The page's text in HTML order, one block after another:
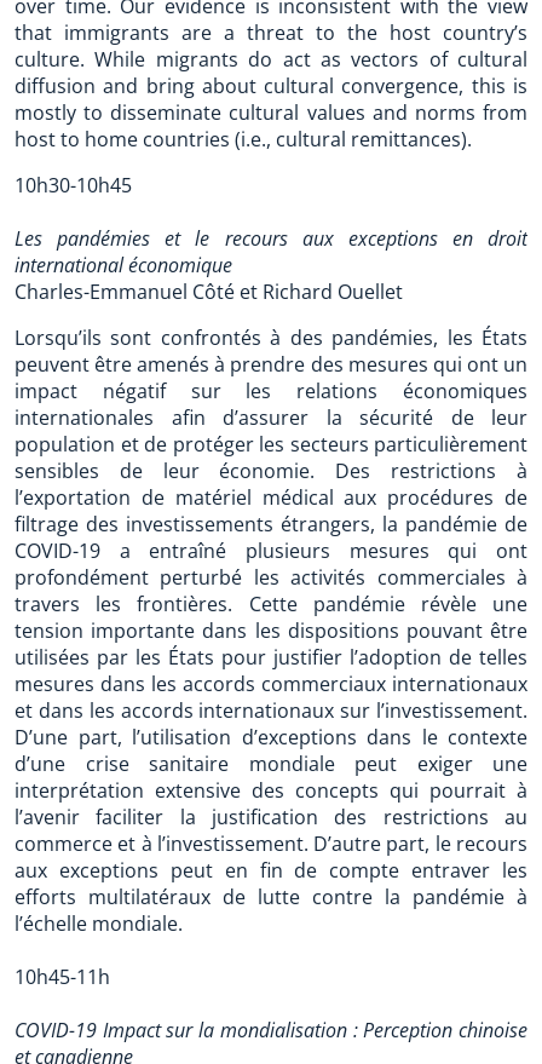
over time. Our evidence is inconsistent with the view
that immigrants are a threat to the host country’s
culture. While migrants do act as vectors of cultural
diffusion and bring about cultural convergence, this is
mostly to disseminate cultural values and norms from
host to home countries (i.e., cultural remittances).
10h30-10h45
Les pandémies et le recours aux exceptions en droit
international économique
Charles-Emmanuel Côté et Richard Ouellet
Lorsqu’ils sont confrontés à des pandémies, les États
peuvent être amenés à prendre des mesures qui ont un
impact négatif sur les relations économiques
internationales afin d’assurer la sécurité de leur
population et de protéger les secteurs particulièrement
sensibles de leur économie. Des restrictions à
l’exportation de matériel médical aux procédures de
filtrage des investissements étrangers, la pandémie de
COVID-19 a entraîné plusieurs mesures qui ont
profondément perturbé les activités commerciales à
travers les frontières. Cette pandémie révèle une
tension importante dans les dispositions pouvant être
utilisées par les États pour justifier l’adoption de telles
mesures dans les accords commerciaux internationaux
et dans les accords internationaux sur l’investissement.
D’une part, l’utilisation d’exceptions dans le contexte
d’une crise sanitaire mondiale peut exiger une
interprétation extensive des concepts qui pourrait à
l’avenir faciliter la justification des restrictions au
commerce et à l’investissement. D’autre part, le recours
aux exceptions peut en fin de compte entraver les
efforts multilatéraux de lutte contre la pandémie à
l’échelle mondiale.
10h45-11h
COVID-19 Impact sur la mondialisation : Perception chinoise
et canadienne